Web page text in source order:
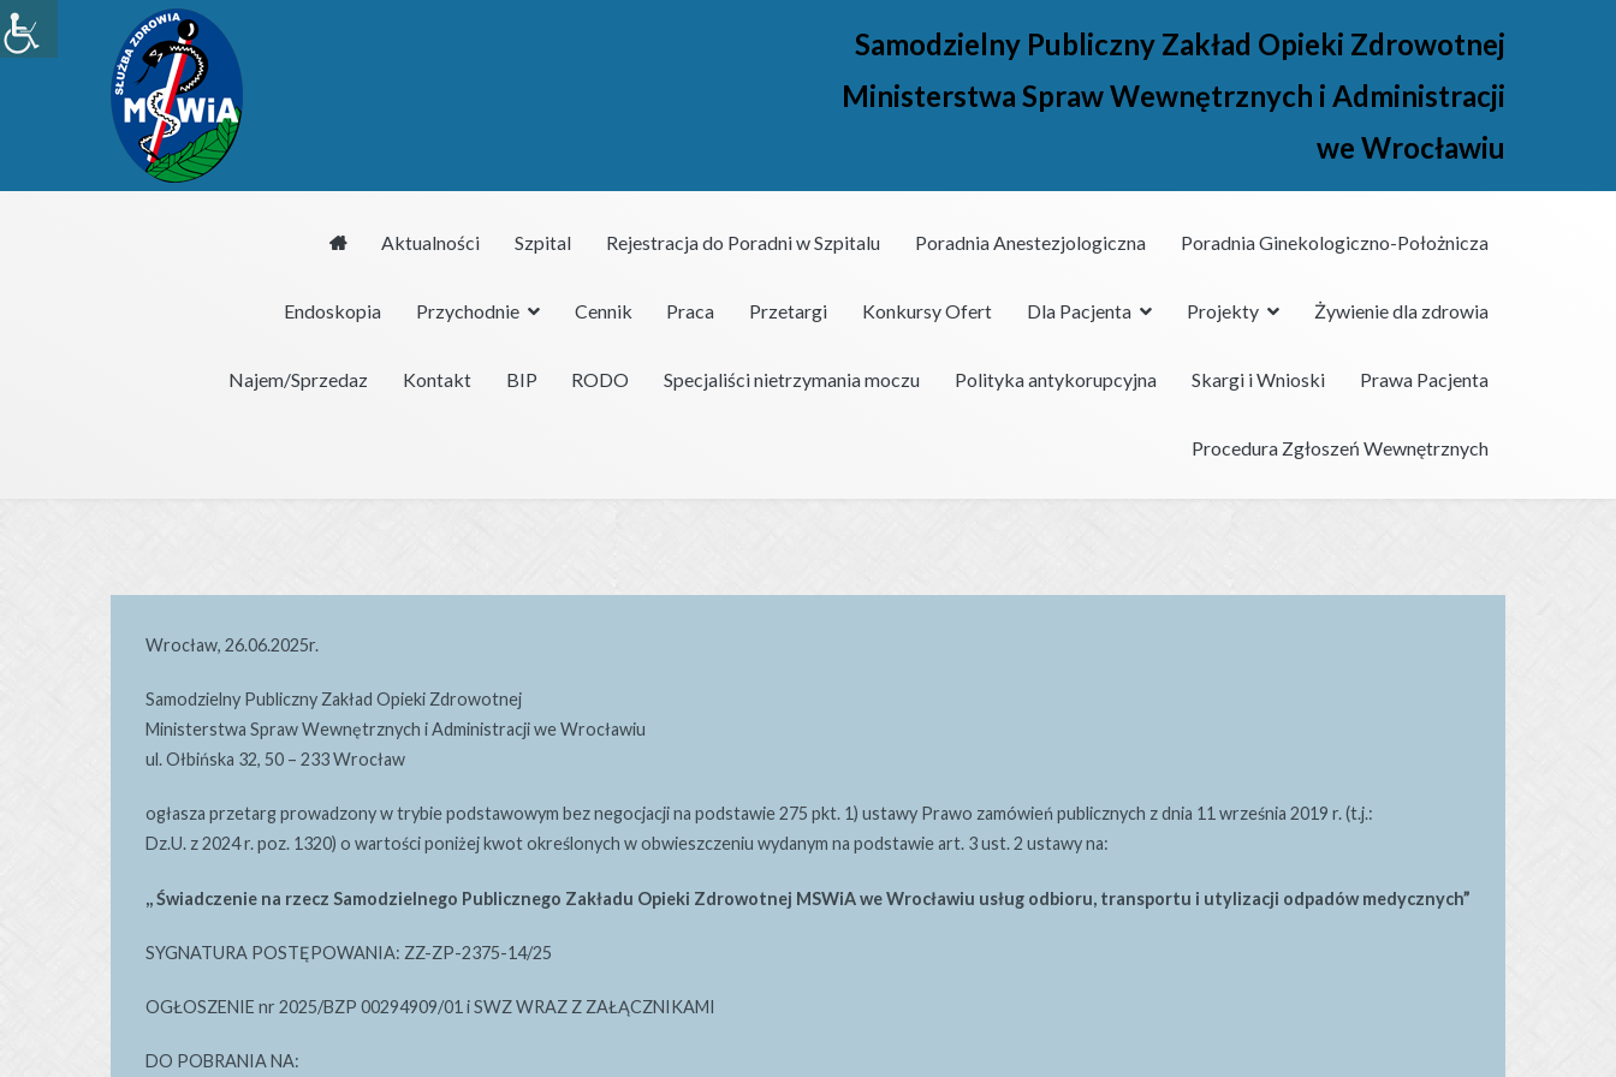
Przejdź
do
Samodzielny Publiczny Zakład Opieki Zdrowotnej
Ministerstwa Spraw Wewnętrznych i Administracji
we Wrocławiu
Aktualności Szpital Rejestracja do Poradni w Szpitalu Poradnia Anestezjologiczna Poradnia Ginekologiczno-Położnicza
Endoskopia Przychodnie Cennik Praca Przetargi Konkursy Ofert Dla Pacjenta Projekty Żywienie dla zdrowia
Najem/Sprzedaz Kontakt BIP RODO Specjaliści nietrzymania moczu Polityka antykorupcyjna Skargi i Wnioski Prawa Pacjenta
Procedura Zgłoszeń Wewnętrznych
Wrocław, 26.06.2025r.
Samodzielny Publiczny Zakład Opieki Zdrowotnej
Ministerstwa Spraw Wewnętrznych i Administracji we Wrocławiu
ul. Ołbińska 32, 50 – 233 Wrocław
ogłasza przetarg prowadzony w trybie podstawowym bez negocjacji na podstawie 275 pkt. 1) ustawy Prawo zamówień publicznych z dnia 11 września 2019 r. (t.j.:
Dz.U. z 2024 r. poz. 1320) o wartości poniżej kwot określonych w obwieszczeniu wydanym na podstawie art. 3 ust. 2 ustawy na:
,, Świadczenie na rzecz Samodzielnego Publicznego Zakładu Opieki Zdrowotnej MSWiA we Wrocławiu usług odbioru, transportu i utylizacji odpadów medycznych”
SYGNATURA POSTĘPOWANIA: ZZ-ZP-2375-14/25
OGŁOSZENIE nr 2025/BZP 00294909/01 i SWZ WRAZ Z ZAŁĄCZNIKAMI
DO POBRANIA NA: